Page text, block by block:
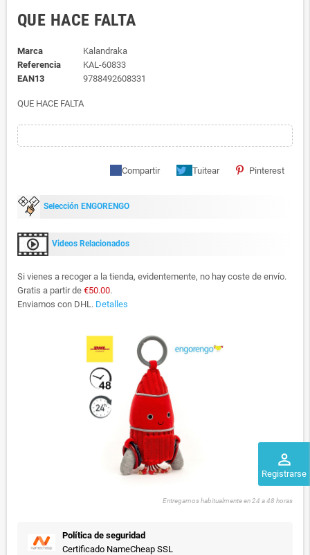
perm_identity
Registrarse
QUE HACE FALTA
Marca
Kalandraka
Referencia
KAL-60833
EAN13
9788492608331
QUE HACE FALTA
Compartir Tuitear Pinterest
Selección ENGORENGO
Videos Relacionados
Si vienes a recoger a la tienda, evidentemente, no hay coste de envío.
Gratis a partir de €50.00.
Enviamos con DHL. Detalles
Entregamos habitualmente en 24 a 48 horas
Política de seguridad
Certificado NameCheap SSL